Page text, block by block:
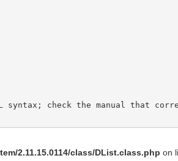
syntax; check the manual
2.11.15.0114/class/DList.class.php on